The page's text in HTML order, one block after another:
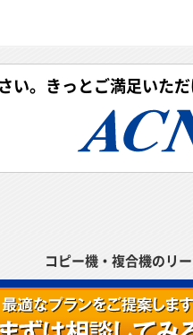
。きっとご満足いただ
コピー機・複合機のリ